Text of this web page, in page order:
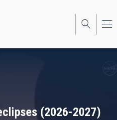
(2026-2027)